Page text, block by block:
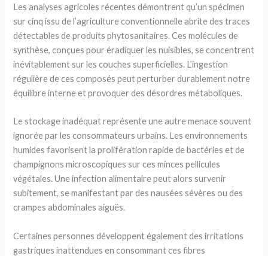
Les analyses agricoles récentes démontrent qu’un spécimen
sur cinq issu de l’agriculture conventionnelle abrite des traces
détectables de produits phytosanitaires. Ces molécules de
synthèse, conçues pour éradiquer les nuisibles, se concentrent
inévitablement sur les couches superficielles. L’ingestion
régulière de ces composés peut perturber durablement notre
équilibre interne et provoquer des désordres métaboliques.
Le stockage inadéquat représente une autre menace souvent
ignorée par les consommateurs urbains. Les environnements
humides favorisent la prolifération rapide de bactéries et de
champignons microscopiques sur ces minces pellicules
végétales. Une infection alimentaire peut alors survenir
subitement, se manifestant par des nausées sévères ou des
crampes abdominales aiguës.
Certaines personnes développent également des irritations
gastriques inattendues en consommant ces fibres